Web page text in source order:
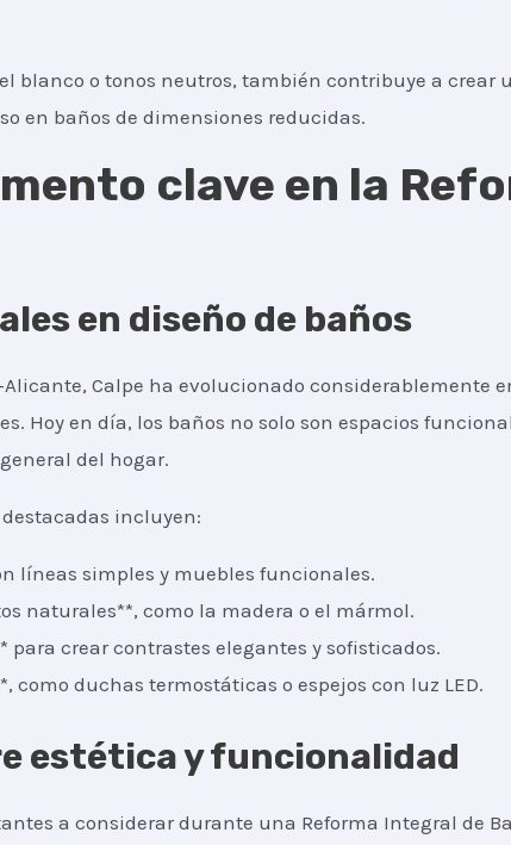
blanco o tonos neutros, también contribuye a crear
en baños de dimensiones reducidas.
clave en la
en diseño de baños
Calpe ha evolucionado considerablemente
Hoy en día, los baños no solo son espacios
del hogar.
incluyen:
líneas simples y muebles funcionales.
naturales**, como la madera o el mármol.
para crear contrastes elegantes y sofisticados.
como duchas termostáticas o espejos con luz LED.
estética y funcionalidad
a considerar durante una Reforma Integral de